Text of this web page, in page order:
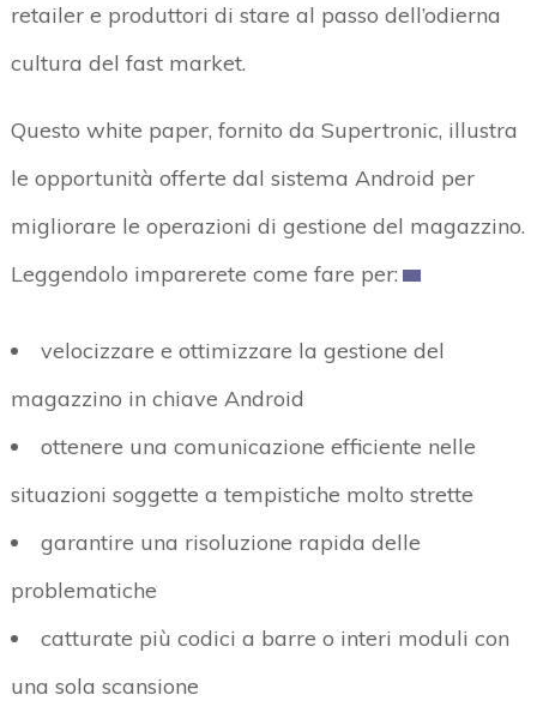
retailer e produttori di stare al passo dell’odierna
cultura del fast market.
Questo white paper, fornito da Supertronic, illustra
le opportunità offerte dal sistema Android per
migliorare le operazioni di gestione del magazzino.
Leggendolo imparerete come fare per:
velocizzare e ottimizzare la gestione del
magazzino in chiave Android
ottenere una comunicazione efficiente nelle
situazioni soggette a tempistiche molto strette
garantire una risoluzione rapida delle
problematiche
catturate più codici a barre o interi moduli con
una sola scansione